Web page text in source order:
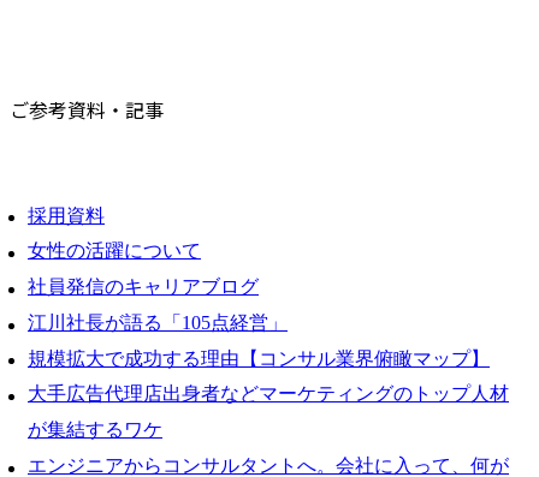
ご参考資料・記事
採用資料
女性の活躍について
社員発信のキャリアブログ
江川社長が語る「105点経営」
規模拡大で成功する理由【コンサル業界俯瞰マップ】
大手広告代理店出身者などマーケティングのトップ人材
が集結するワケ
エンジニアからコンサルタントへ。会社に入って、何が